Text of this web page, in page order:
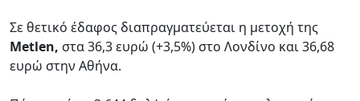
Σε θετικό έδαφος διαπραγματεύεται η μετοχή της
Metlen, στα 36,3 ευρώ (+3,5%) στο Λονδίνο και 36,68
ευρώ στην Αθήνα.